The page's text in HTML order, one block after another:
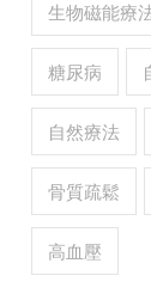
生物磁能療
糖尿病
自然療法
骨質疏鬆
高血壓